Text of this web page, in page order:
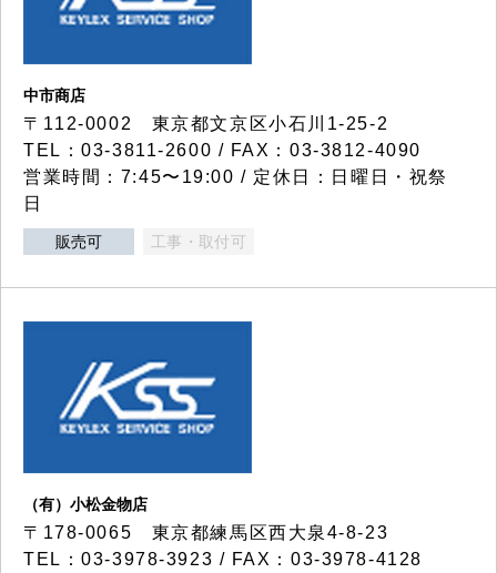
中市商店
〒112-0002 東京都文京区小石川1-25-2
TEL：03-3811-2600 / FAX：03-3812-4090
営業時間：7:45〜19:00 / 定休日：日曜日・祝祭
日
販売可 工事・取付可
（有）小松金物店
〒178-0065 東京都練馬区西大泉4-8-23
TEL：03-3978-3923 / FAX：03-3978-4128